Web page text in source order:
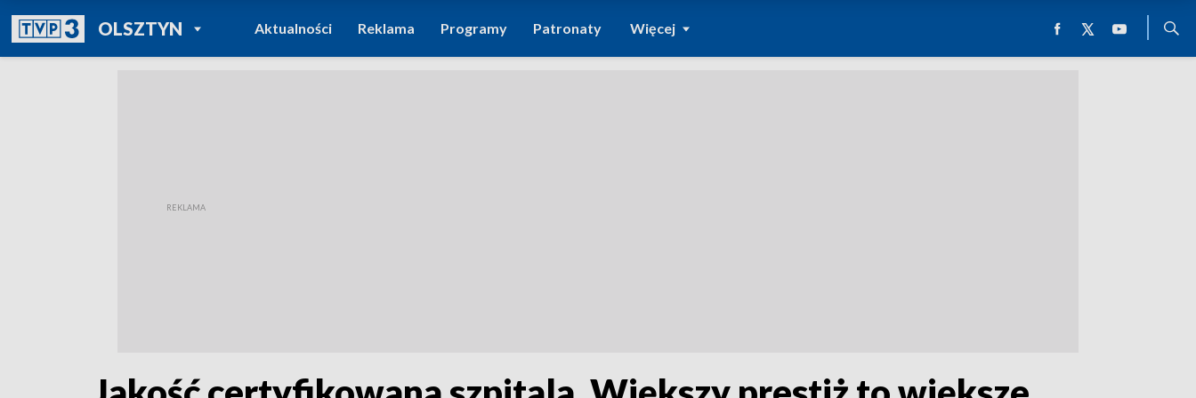
OLSZTYNPOWRÓT DO
TVP REGIONY
Aktualności Reklama Programy Patronaty Więcej